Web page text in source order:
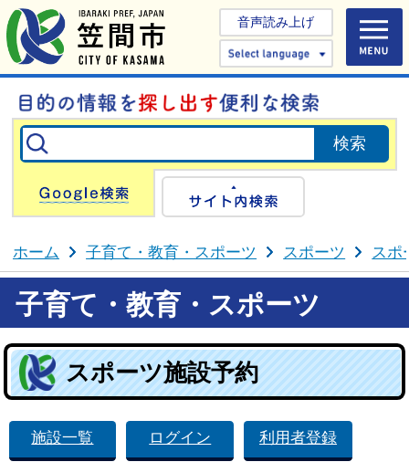
音声読み上げ
Select
Google検索
ホーム 子育て・教育・スポーツ スポーツ スポ
子育て・教育・スポーツ
スポーツ施設予約
施設一覧 ログイン 利用者登録